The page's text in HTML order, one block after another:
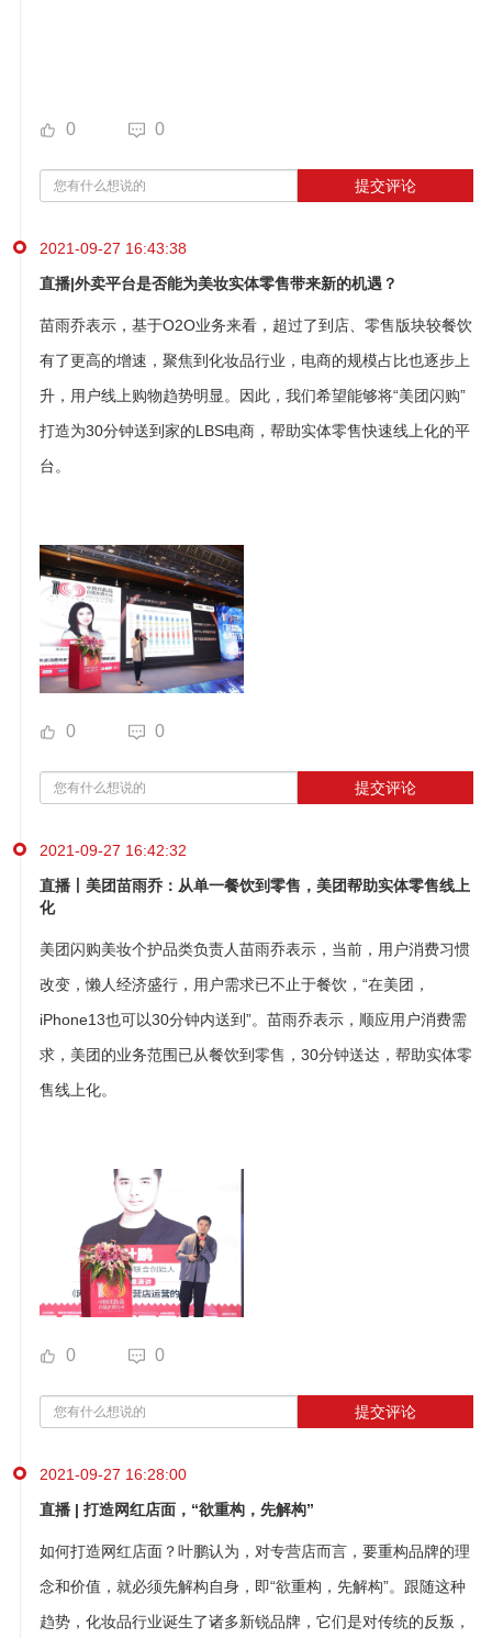
0 0
提交评论
2021-09-27 16:43:38
直播|外卖平台是否能为美妆实体零售带来新的机遇？
苗雨乔表示，基于O2O业务来看，超过了到店、零售版块较餐饮
有了更高的增速，聚焦到化妆品行业，电商的规模占比也逐步上
升，用户线上购物趋势明显。因此，我们希望能够将“美团闪购”
打造为30分钟送到家的LBS电商，帮助实体零售快速线上化的平
台。
0 0
提交评论
2021-09-27 16:42:32
直播丨美团苗雨乔：从单一餐饮到零售，美团帮助实体零售线上
化
美团闪购美妆个护品类负责人苗雨乔表示，当前，用户消费习惯
改变，懒人经济盛行，用户需求已不止于餐饮，“在美团，
iPhone13也可以30分钟内送到”。苗雨乔表示，顺应用户消费需
求，美团的业务范围已从餐饮到零售，30分钟送达，帮助实体零
售线上化。
0 0
提交评论
2021-09-27 16:28:00
直播 | 打造网红店面，“欲重构，先解构”
如何打造网红店面？叶鹏认为，对专营店而言，要重构品牌的理
念和价值，就必须先解构自身，即“欲重构，先解构”。跟随这种
趋势，化妆品行业诞生了诸多新锐品牌，它们是对传统的反叛，